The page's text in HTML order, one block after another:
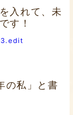
入れて、未
す！
の私」と書